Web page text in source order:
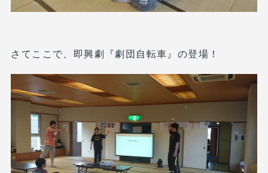
さてここで、即興劇『劇団自転車』の登場！